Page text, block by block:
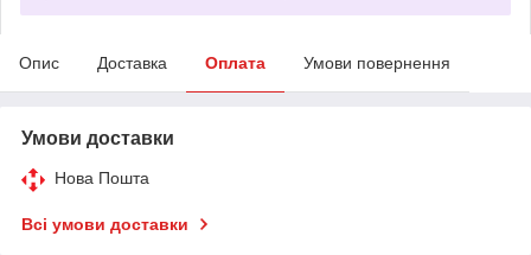
Опис Доставка Оплата Умови повернення
Умови доставки
Нова Пошта
Всі умови доставки